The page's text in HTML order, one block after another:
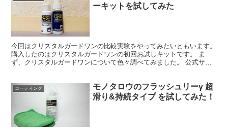
ーキットを試してみた
今回はクリスタルガードワンの比較実験をやってみたいともいます。
購入したのはクリスタルガードワンの初回お試しキットです。 ま
ず、クリスタルガードワンについて色々調べてみました。 公式サイ
コーティング
モノタロウのフラッシュリーγ 超
滑り&持続タイプ を試してみた！